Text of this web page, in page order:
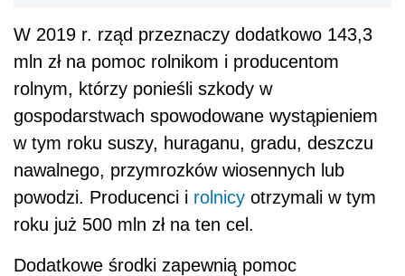
W 2019 r. rząd przeznaczy dodatkowo 143,3
mln zł na pomoc rolnikom i producentom
rolnym, którzy ponieśli szkody w
gospodarstwach spowodowane wystąpieniem
w tym roku suszy, huraganu, gradu, deszczu
nawalnego, przymrozków wiosennych lub
powodzi. Producenci i rolnicy otrzymali w tym
roku już 500 mln zł na ten cel.
Dodatkowe środki zapewnią pomoc